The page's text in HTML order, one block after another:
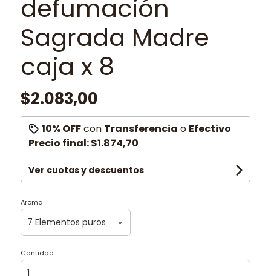
defumación
Sagrada Madre
caja x 8
$2.083,00
10% OFFcon Transferencia o Efectivo
Precio final:$1.874,70
Ver cuotas y descuentos
Aroma
Cantidad